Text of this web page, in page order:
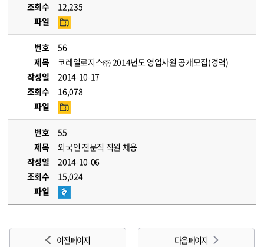
조회수
12,235
파일
번호
56
제목
코레일로지스㈜ 2014년도 영업사원 공개모집(경력)
작성일
2014-10-17
조회수
16,078
파일
번호
55
제목
외국인 전문직 직원 채용
작성일
2014-10-06
조회수
15,024
파일
이전 페이지 다음 페이지